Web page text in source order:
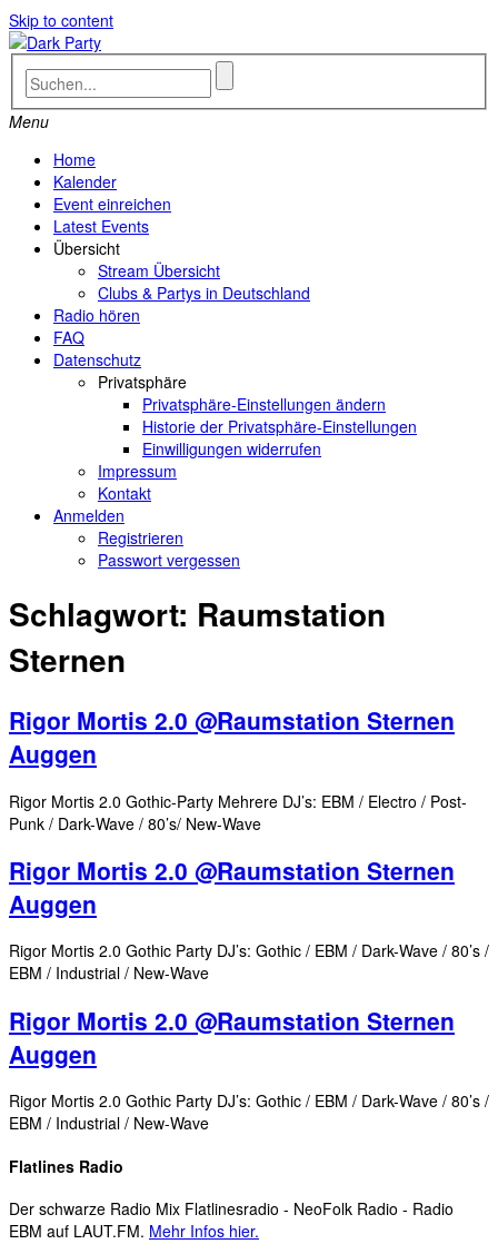
Skip to content
Menu
Home
Kalender
Event einreichen
Latest Events
Übersicht
Stream Übersicht
Clubs & Partys in Deutschland
Radio hören
FAQ
Datenschutz
Privatsphäre
Privatsphäre-Einstellungen ändern
Historie der Privatsphäre-Einstellungen
Einwilligungen widerrufen
Impressum
Kontakt
Anmelden
Registrieren
Passwort vergessen
Schlagwort: Raumstation
Sternen
Rigor Mortis 2.0 @Raumstation Sternen
Auggen
Rigor Mortis 2.0 Gothic-Party Mehrere DJ’s: EBM / Electro / Post-
Punk / Dark-Wave / 80’s/ New-Wave
Rigor Mortis 2.0 @Raumstation Sternen
Auggen
Rigor Mortis 2.0 Gothic Party DJ’s: Gothic / EBM / Dark-Wave / 80’s /
EBM / Industrial / New-Wave
Rigor Mortis 2.0 @Raumstation Sternen
Auggen
Rigor Mortis 2.0 Gothic Party DJ’s: Gothic / EBM / Dark-Wave / 80’s /
EBM / Industrial / New-Wave
Flatlines Radio
Der schwarze Radio Mix Flatlinesradio - NeoFolk Radio - Radio
EBM auf LAUT.FM. Mehr Infos hier.